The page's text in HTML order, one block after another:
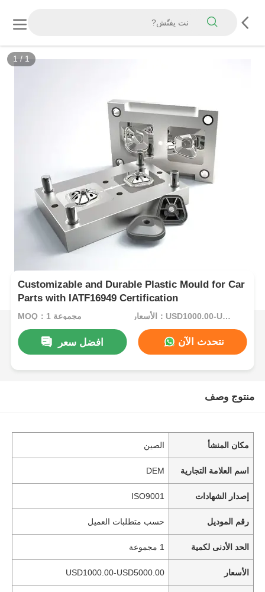
1 / 1
Customizable and Durable Plastic Mould for Car
Parts with IATF16949 Certification
MOQ：1 مجموعة الأسعار：USD1000.00-USD5000.00
افضل سعر نتحدث الآن
منتوج وصف
مكان المنشأ الصين
اسم العلامة التجارية DEM
إصدار الشهادات ISO9001
رقم الموديل حسب متطلبات العميل
الحد الأدنى لكمية 1 مجموعة
الأسعار USD1000.00-USD5000.00